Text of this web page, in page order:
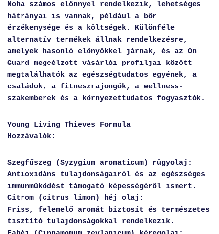
Noha számos előnnyel rendelkezik, lehetséges
hátrányai is vannak, például a bőr
érzékenysége és a költségek. Különféle
alternatív termékek állnak rendelkezésre,
amelyek hasonló előnyökkel járnak, és az On
Guard megcélzott vásárlói profiljai között
megtalálhatók az egészségtudatos egyének, a
családok, a fitneszrajongók, a wellness-
szakemberek és a környezettudatos fogyasztók.
Young Living Thieves Formula
Hozzávalók:
Szegfűszeg (Syzygium aromaticum) rügyolaj:
Antioxidáns tulajdonságairól és az egészséges
immunműködést támogató képességéről ismert.
Citrom (citrus limon) héj olaj:
Friss, felemelő aromát biztosít és természetes
tisztító tulajdonságokkal rendelkezik.